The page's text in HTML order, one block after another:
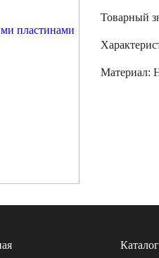
Товарный
Материал:
Каталог